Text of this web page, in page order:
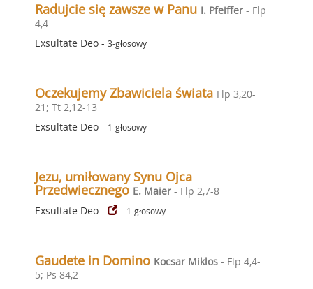
Radujcie się zawsze w Panu I. Pfeiffer - Flp
4,4
Exsultate Deo - 3-głosowy
Oczekujemy Zbawiciela świata Flp 3,20-
21; Tt 2,12-13
Exsultate Deo - 1-głosowy
Jezu, umiłowany Synu Ojca
Przedwiecznego E. Maier - Flp 2,7-8
Exsultate Deo - - 1-głosowy
Gaudete in Domino Kocsar Miklos - Flp 4,4-
5; Ps 84,2